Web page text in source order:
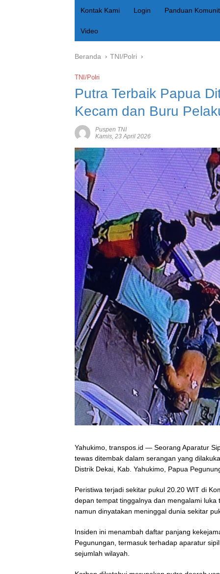
Kontak Kami Login Panduan
Video
Beranda TNI/Polri
TNI/Polri
Putra Terbaik Papua
Kecam dan Buru
Puspen TNI
Kamis, 23 April 2026
Yahukimo, transpos.id — Seorang Aparatur
tewas ditembak dalam serangan yang
Distrik Dekai, Kab. Yahukimo, Papua
Peristiwa terjadi sekitar pukul 20.20 WIT di
depan tempat tinggalnya dan mengalami
namun dinyatakan meninggal dunia sekitar
Insiden ini menambah daftar panjang
Pegunungan, termasuk terhadap aparatur
sejumlah wilayah.